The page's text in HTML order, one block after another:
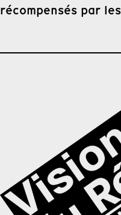
récompensés par